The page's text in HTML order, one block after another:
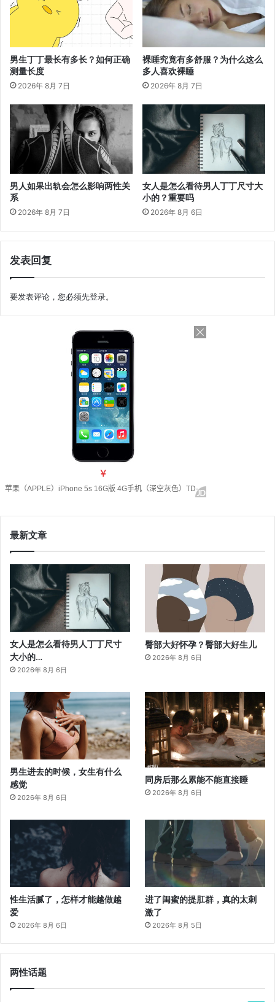
男生丁丁最长有多长？如何正确
测量长度
2026年 8月 7日
裸睡究竟有多舒服？为什么这么
多人喜欢裸睡
2026年 8月 7日
男人如果出轨会怎么影响两性关
系
2026年 8月 7日
女人是怎么看待男人丁丁尺寸大
小的？重要吗
2026年 8月 6日
发表回复
要发表评论，您必须先登录。
最新文章
女人是怎么看待男人丁丁尺寸
大小的…
2026年 8月 6日
臀部大好怀孕？臀部大好生儿
2026年 8月 6日
男生进去的时候，女生有什么
感觉
2026年 8月 6日
同房后那么累能不能直接睡
2026年 8月 6日
性生活腻了，怎样才能越做越
爱
2026年 8月 6日
进了闺蜜的提肛群，真的太刺
激了
2026年 8月 5日
两性话题